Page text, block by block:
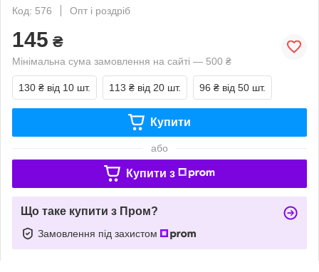
Код: 576
Опт і роздріб
145 ₴
Мінімальна сума замовлення на сайті — 500 ₴
130 ₴ від 10 шт. 113 ₴ від 20 шт. 96 ₴ від 50 шт.
Купити
або
Купити з
Що таке купити з Пром?
Замовлення під захистом